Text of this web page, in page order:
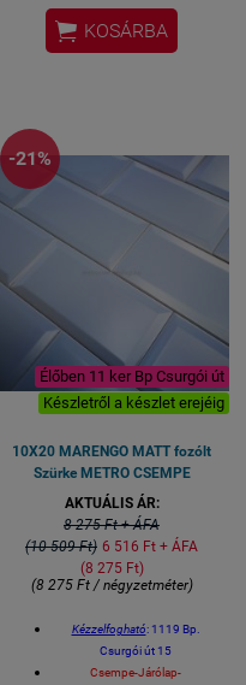
Méret: 10x20 cm / csempe
Gérvágással fordítjuk a sarkokat.
Fürdőszobai csempe, konyhai
 KOSÁRBA
-21%
Élőben 11 ker Bp Csurgói út
Készletről a készlet erejéig
10X20 MARENGO MATT fozólt
Szürke METRO CSEMPE
AKTUÁLIS ÁR:
8 275 Ft + ÁFA
(10 509 Ft) 6 516 Ft + ÁFA
(8 275 Ft)
(8 275 Ft / négyzetméter)
Kézzelfogható: 1119 Bp.
Csurgói út 15
Csempe-Járólap-